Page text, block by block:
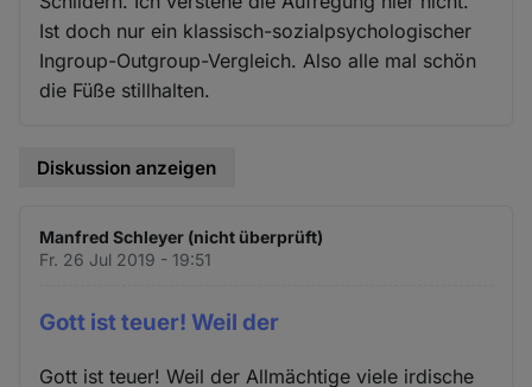
Ist doch nur ein klassisch-sozialpsychologischer
Ingroup-Outgroup-Vergleich. Also alle mal schön
die Füße stillhalten.
Diskussion anzeigen
Manfred Schleyer (nicht überprüft)
Fr. 26 Jul 2019 - 19:51
Gott ist teuer! Weil der
Gott ist teuer! Weil der Allmächtige viele irdische